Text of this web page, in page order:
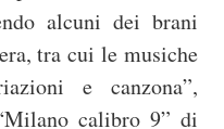
alcuni dei brani
tra cui le musiche
e canzona”,
calibro 9” di